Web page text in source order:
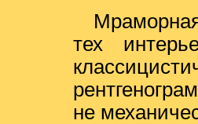
тех
не